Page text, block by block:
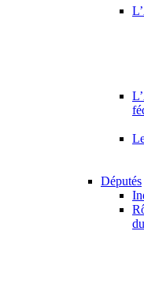
Députés